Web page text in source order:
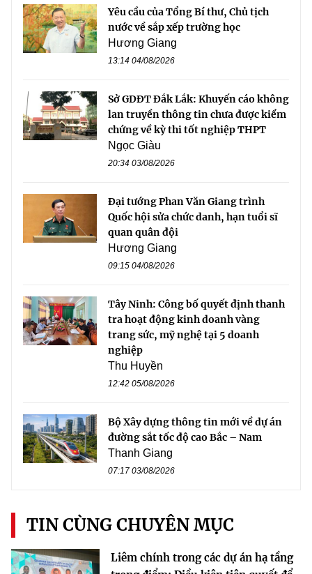
Yêu cầu của Tổng Bí thư, Chủ tịch
nước về sắp xếp trường học
Hương Giang
13:14 04/08/2026
Sở GDĐT Đắk Lắk: Khuyến cáo không
lan truyền thông tin chưa được kiểm
chứng về kỳ thi tốt nghiệp THPT
Ngọc Giàu
20:34 03/08/2026
Đại tướng Phan Văn Giang trình
Quốc hội sửa chức danh, hạn tuổi sĩ
quan quân đội
Hương Giang
09:15 04/08/2026
Tây Ninh: Công bố quyết định thanh
tra hoạt động kinh doanh vàng
trang sức, mỹ nghệ tại 5 doanh
nghiệp
Thu Huyền
12:42 05/08/2026
Bộ Xây dựng thông tin mới về dự án
đường sắt tốc độ cao Bắc – Nam
Thanh Giang
07:17 03/08/2026
TIN CÙNG CHUYÊN MỤC
Liêm chính trong các dự án hạ tầng